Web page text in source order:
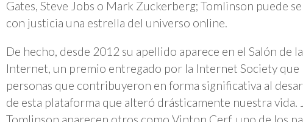
Gates, Steve Jobs o Mark Zuckerberg; Tomlinson puede
con justicia una estrella del universo online.
De hecho, desde 2012 su apellido aparece en el Salón de
Internet, un premio entregado por la Internet Society que
personas que contribuyeron en forma significativa al
de esta plataforma que alteró drásticamente nuestra vida.
Tomlinson aparecen otros como Vinton Cerf, uno de los